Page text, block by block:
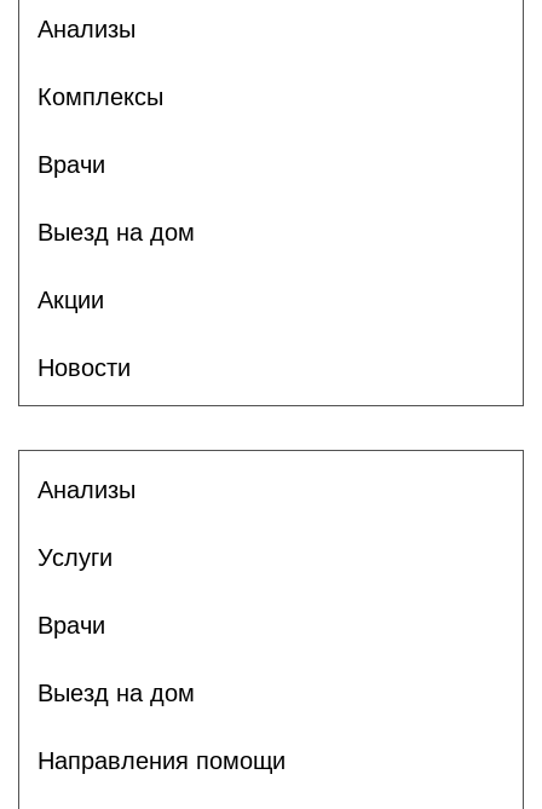
Анализы
Комплексы
Врачи
Выезд на дом
Акции
Новости
Анализы
Услуги
Врачи
Выезд на дом
Направления помощи